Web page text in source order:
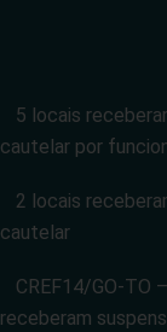
5 locais
cautelar por
2 locais
cautelar
CREF14/GO-TO
receberam